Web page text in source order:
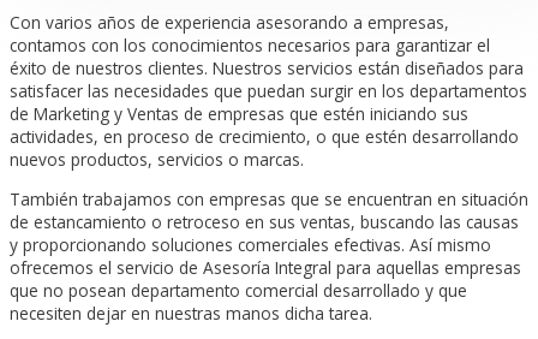
Con varios años de experiencia asesorando a empresas,
contamos con los conocimientos necesarios para garantizar el
éxito de nuestros clientes. Nuestros servicios están diseñados para
satisfacer las necesidades que puedan surgir en los departamentos
de Marketing y Ventas de empresas que estén iniciando sus
actividades, en proceso de crecimiento, o que estén desarrollando
nuevos productos, servicios o marcas.
También trabajamos con empresas que se encuentran en situación
de estancamiento o retroceso en sus ventas, buscando las causas
y proporcionando soluciones comerciales efectivas. Así mismo
ofrecemos el servicio de Asesoría Integral para aquellas empresas
que no posean departamento comercial desarrollado y que
necesiten dejar en nuestras manos dicha tarea.